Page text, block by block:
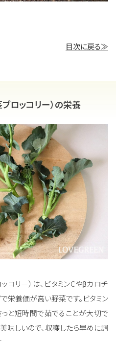
目次に戻る≫
ブロッコリー）の栄養
コリー）は、ビタミンCやβカロチ
栄養価が高い野菜です。ビタミン
と短時間で茹でることが大切で
味しいので、収穫したら早めに調